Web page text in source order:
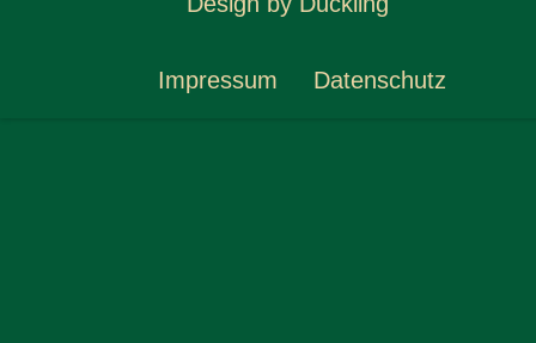
Impressum Datenschutz